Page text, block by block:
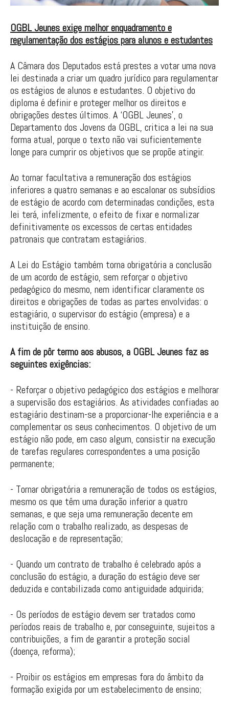
OGBL Jeunes exige melhor enquadramento e
regulamentação dos estágios para alunos e estudantes
A Câmara dos Deputados está prestes a votar uma nova
lei destinada a criar um quadro jurídico para regulamentar
os estágios de alunos e estudantes. O objetivo do
diploma é definir e proteger melhor os direitos e
obrigações destes últimos. A ‘OGBL Jeunes’, o
Departamento dos Jovens da OGBL, critica a lei na sua
forma atual, porque o texto não vai suficientemente
longe para cumprir os objetivos que se propõe atingir.
Ao tornar facultativa a remuneração dos estágios
inferiores a quatro semanas e ao escalonar os subsídios
de estágio de acordo com determinadas condições, esta
lei terá, infelizmente, o efeito de fixar e normalizar
definitivamente os excessos de certas entidades
patronais que contratam estagiários.
A Lei do Estágio também torna obrigatória a conclusão
de um acordo de estágio, sem reforçar o objetivo
pedagógico do mesmo, nem identificar claramente os
direitos e obrigações de todas as partes envolvidas: o
estagiário, o supervisor do estágio (empresa) e a
instituição de ensino.
A fim de pôr termo aos abusos, a OGBL Jeunes faz as
seguintes exigências:
- Reforçar o objetivo pedagógico dos estágios e melhorar
a supervisão dos estagiários. As atividades confiadas ao
estagiário destinam-se a proporcionar-lhe experiência e a
complementar os seus conhecimentos. O objetivo de um
estágio não pode, em caso algum, consistir na execução
de tarefas regulares correspondentes a uma posição
permanente;
- Tornar obrigatória a remuneração de todos os estágios,
mesmo os que têm uma duração inferior a quatro
semanas, e que seja uma remuneração decente em
relação com o trabalho realizado, as despesas de
deslocação e de representação;
- Quando um contrato de trabalho é celebrado após a
conclusão do estágio, a duração do estágio deve ser
deduzida e contabilizada como antiguidade adquirida;
- Os períodos de estágio devem ser tratados como
períodos reais de trabalho e, por conseguinte, sujeitos a
contribuições, a fim de garantir a proteção social
(doença, reforma);
- Proibir os estágios em empresas fora do âmbito da
formação exigida por um estabelecimento de ensino;